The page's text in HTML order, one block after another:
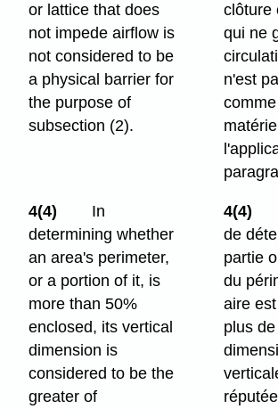
or lattice that does
not impede airflow is
not considered to be
a physical barrier for
the purpose of
subsection (2).
clôture
qui ne
n'est
4(4)
In
determining whether
an area's perimeter,
or a portion of it, is
more than 50%
enclosed, its vertical
dimension is
considered to be the
greater of
4(4)
de
partie
du
aire
plus